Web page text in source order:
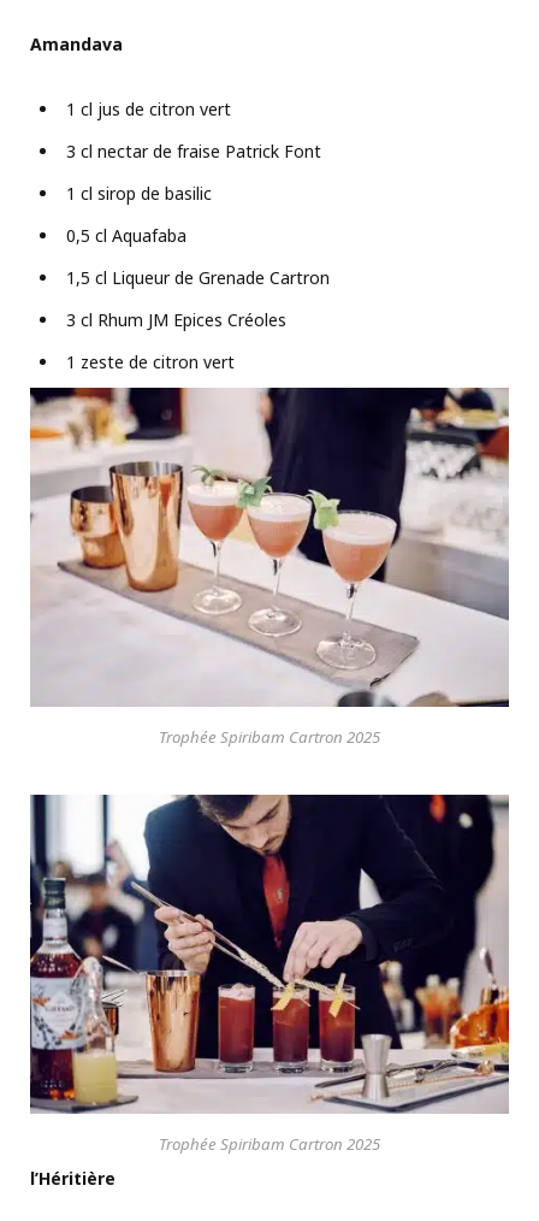
Amandava
1 cl jus de citron vert
3 cl nectar de fraise Patrick Font
1 cl sirop de basilic
0,5 cl Aquafaba
1,5 cl Liqueur de Grenade Cartron
3 cl Rhum JM Epices Créoles
1 zeste de citron vert
Trophée Spiribam Cartron 2025
Trophée Spiribam Cartron 2025
l’Héritière